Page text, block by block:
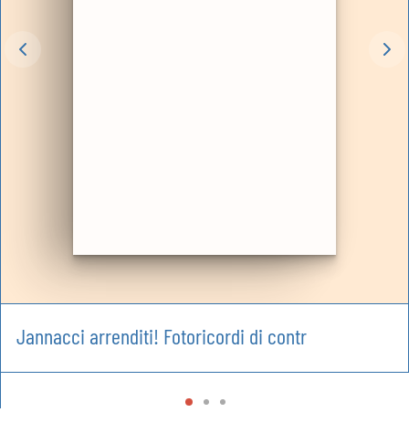
Jannacci arrenditi! Fotoricordi di contr